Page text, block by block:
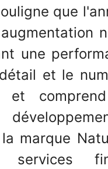
que
une
et le
et
marque